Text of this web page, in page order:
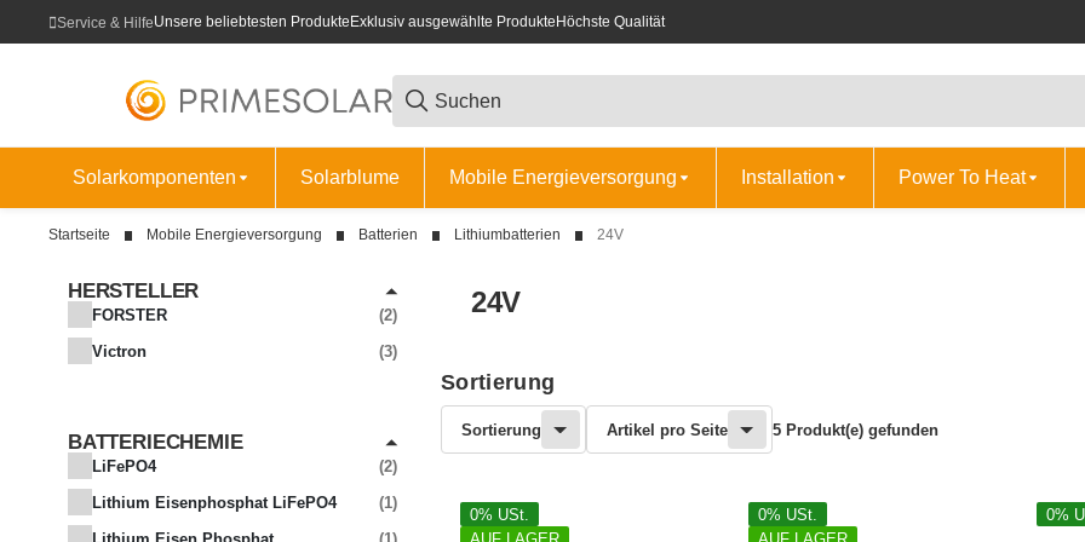
Service & HilfeUnsere beliebtesten Produkte Exklusiv ausgewählte Produkte Höchste Qualität
Solarkomponenten Solarblume Mobile Energieversorgung Installation Power To Heat
Startseite Mobile Energieversorgung Batterien Lithiumbatterien 24V
24V
Sortierung
Sortierung Artikel pro Seite 5 Produkt(e) gefunden
0% USt.
0% USt.
0%
HERSTELLER
FORSTER
2
Victron
3
BATTERIECHEMIE
LiFePO4 2
ARTIKEL GEFUNDEN
Lithium Eisenphosphat LiFePO4 1
ARTIKEL GEFUNDEN
ARTIKEL GEFUNDEN